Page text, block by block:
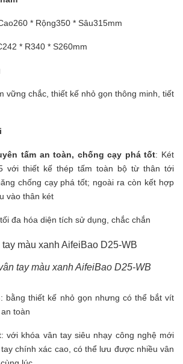
* Rộng350 * Sâu315mm
* R340 * S260mm
vững chắc, thiết kế nhỏ gọn thông minh, tiết
tấm an toàn, chống cạy phá tốt: Két
với thiết kế thép tấm toàn bộ từ thân tới
chống cạy phá tốt; ngoài ra còn kết hợp
vào thân két
đa hóa diện tích sử dụng, chắc chắn
tay màu xanh AifeiBao D25-WB
: bằng thiết kế nhỏ gọn nhưng có thể bắt vít
toàn
: với khóa vân tay siêu nhạy công nghệ mới
chính xác cao, có thể lưu được nhiều vân